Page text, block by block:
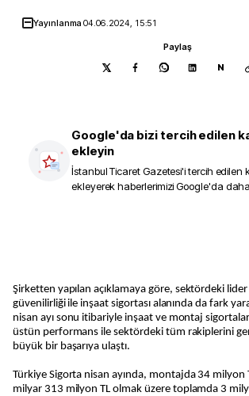
Yayınlanma04.06.2024, 15:51
Paylaş
N
Google'da bizi tercih edilen
ekleyin
İstanbul Ticaret Gazetesi'i tercih edilen
ekleyerek haberlerimizi Google'da daha
Şirketten yapılan açıklamaya göre, sektördeki
güvenilirliği ile inşaat sigortası alanında da fark
nisan ayı sonu itibariyle inşaat ve montaj
üstün performans ile sektördeki tüm rakiplerini
büyük bir başarıya ulaştı.
Türkiye Sigorta nisan ayında, montajda 34 milyon
milyar 313 milyon TL olmak üzere toplamda 3